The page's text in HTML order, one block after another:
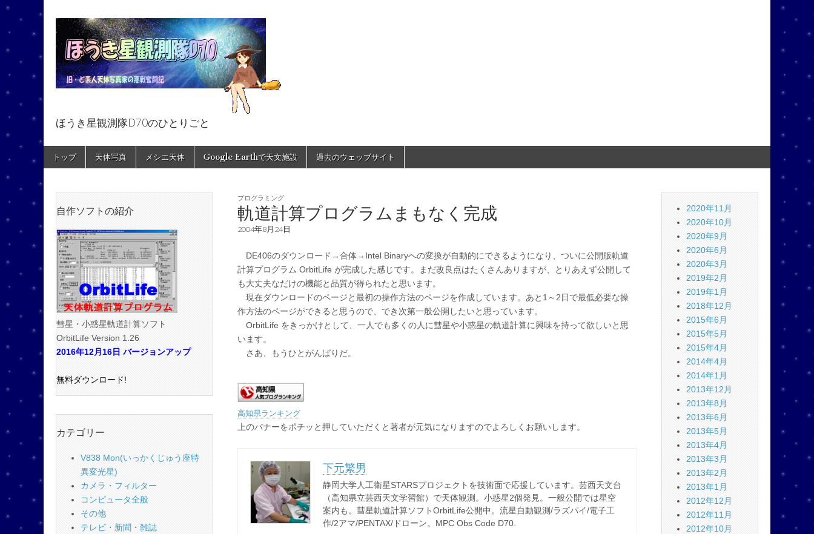
ほうき星観測隊D70のひとりごと
ほうき星観測隊D70のひとりごと
Main
menu
Skip
トップ 天体写真 メシエ天体 Google Earthで天文施設 過去のウェッブサイト
プログラミング
軌道計算プログラムまもなく完成
2004年8月24日
DE406のダウンロード→合体→Intel Binaryへの変換が自動的にできるようになり、ついに公開版軌道
計算プログラム OrbitLife が完成した感じです。まだ改良点はたくさんありますが、とりあえず公開して
も大丈夫なだけの機能と品質が得られたと思います。
現在ダウンロードのページと最初の操作方法のページを作成しています。あと1～2日で最低必要な操
作方法のページができると思うので、でき次第一般公開したいと思っています。
OrbitLife をきっかけとして、一人でも多くの人に彗星や小惑星の軌道計算に興味を持って欲しいと思
います。
さあ、もうひとがんばりだ。
高知県ランキング
上のバナーをポチッと押していただくと著者が元気になりますのでよろしくお願いします。
下元繁男
静岡大学人工衛星STARSプロジェクトを技術面で応援しています。芸西天文台
（高知県立芸西天文学習館）で天体観測。小惑星2個発見。一般公開では星空
案内も。彗星軌道計算ソフトOrbitLife公開中。流星自動観測/ラズパイ/電子工
作/2アマ/PENTAX/ドローン。MPC Obs Code D70.
自作ソフトの紹介
彗星・小惑星軌道計算ソフト
OrbitLife Version 1.26
2016年12月16日 バージョンアップ
無料ダウンロード!
カテゴリー
V838 Mon(いっかくじゅう座特
異変光星)
カメラ・フィルター
コンピュータ全般
その他
テレビ・新聞・雑誌
2020年11月
2020年10月
2020年9月
2020年6月
2020年3月
2019年2月
2019年1月
2018年12月
2015年6月
2015年5月
2015年4月
2014年4月
2014年1月
2013年12月
2013年8月
2013年6月
2013年5月
2013年4月
2013年3月
2013年2月
2013年1月
2012年12月
2012年11月
2012年10月